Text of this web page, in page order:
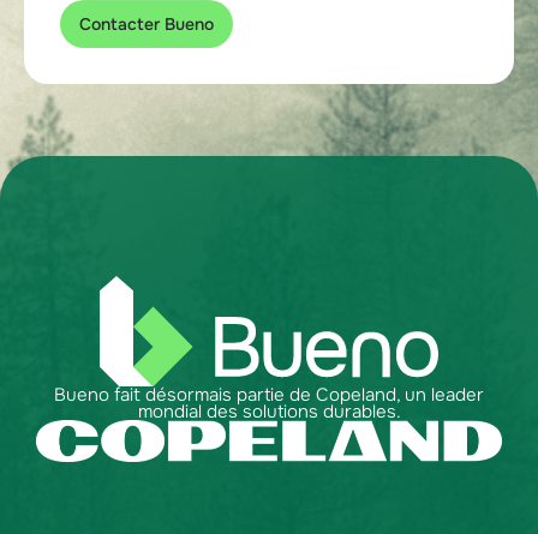
Contacter Bueno
Bueno fait désormais partie de Copeland, un leader
mondial des solutions durables.